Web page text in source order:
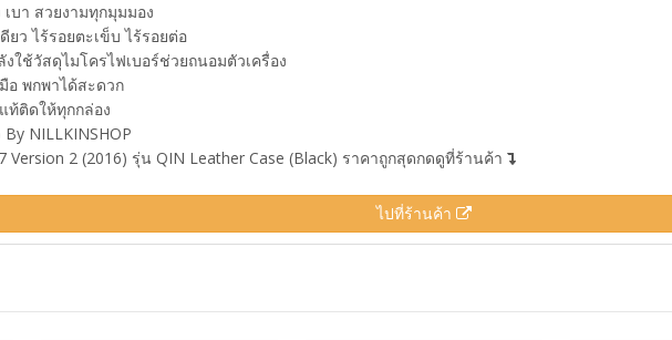
บา สวยงามทุกมุมมอง
ว ไร้รอยตะเข็บ ไร้รอยต่อ
ใช้วัสดุไมโครไฟเบอร์ช่วยถนอมตัวเครื่อง
อ พกพาได้สะดวก
ท้ติดให้ทุกกล่อง
NILLKINSHOP
Version 2 (2016) รุ่น QIN Leather Case (Black) ราคาถูกสุดกดดูที่ร้านค้า
ไปที่ร้านค้า